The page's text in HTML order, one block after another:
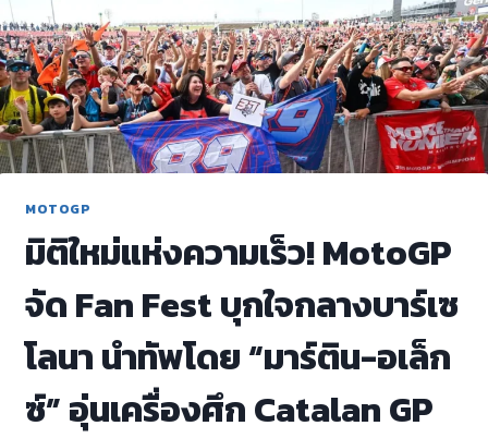
MOTOGP
มิติใหม่แห่งความเร็ว! MotoGP
จัด Fan Fest บุกใจกลางบาร์เซ
โลนา นำทัพโดย “มาร์ติน-อเล็ก
ซ์” อุ่นเครื่องศึก Catalan GP